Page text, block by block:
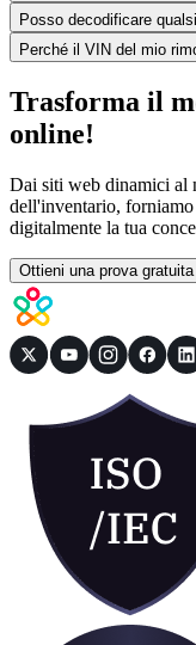
Posso decodificare
Perché il VIN del mio
Trasforma il
online!
Dai siti web dinamici al
dell'inventario,
digitalmente la tua
Ottieni una prova gratuita